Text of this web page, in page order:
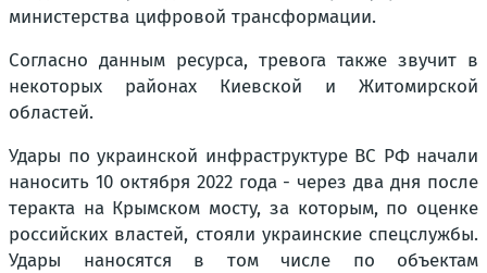
министерства цифровой трансформации.
Согласно данным ресурса, тревога также звучит в
некоторых районах Киевской и Житомирской
областей.
Удары по украинской инфраструктуре ВС РФ начали
наносить 10 октября 2022 года - через два дня после
теракта на Крымском мосту, за которым, по оценке
российских властей, стояли украинские спецслужбы.
Удары наносятся в том числе по объектам